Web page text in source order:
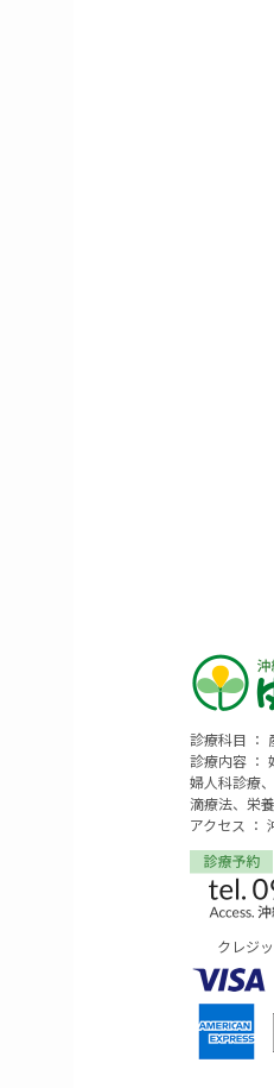
診療科目 ：
診療内容 ：
婦人科診療
滴療法、栄
アクセス ：
クレジ